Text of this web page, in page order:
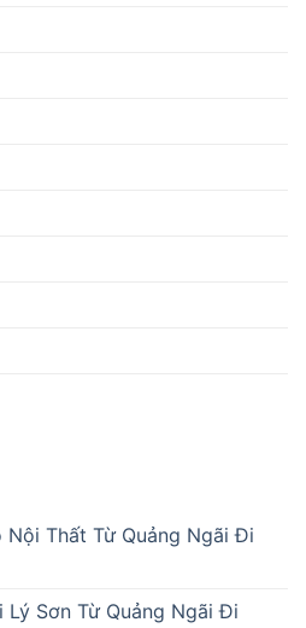
Nội Thất Từ Quảng Ngãi Đi
Lý Sơn Từ Quảng Ngãi Đi